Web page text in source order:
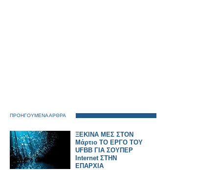
ΠΡΟΗΓΟΥΜΕΝΑ ΑΡΘΡΑ
ΞΕΚΙΝΑ ΜΕΣ ΣΤΟΝ
Μάρτιο ΤΟ ΕΡΓΟ ΤΟΥ
UFBB ΓΙΑ ΣΟΥΠΕΡ
Internet ΣΤΗΝ
ΕΠΑΡΧΙΑ